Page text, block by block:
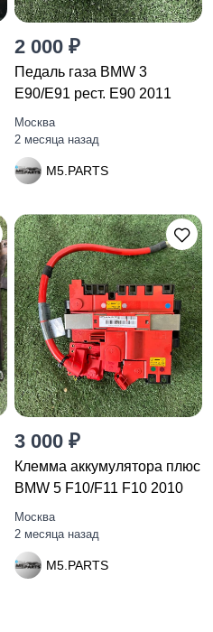
2 000 ₽
Педаль газа BMW 3
E90/E91 рест. E90 2011
Москва
2 месяца назад
M5.PARTS
3 000 ₽
Клемма аккумулятора плюс
BMW 5 F10/F11 F10 2010
Москва
2 месяца назад
M5.PARTS